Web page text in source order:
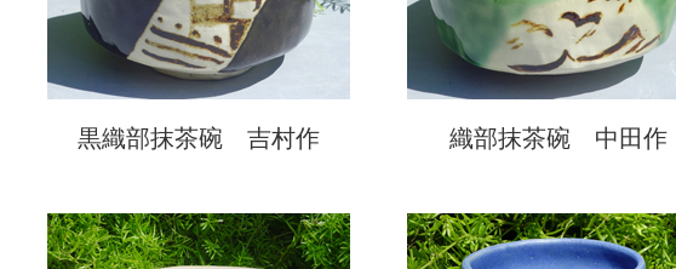
黒織部抹茶碗 吉村作 織部抹茶碗 中田作